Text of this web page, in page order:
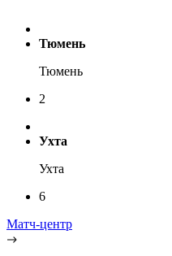
Тюмень
Тюмень
2
Ухта
Ухта
6
Матч-центр